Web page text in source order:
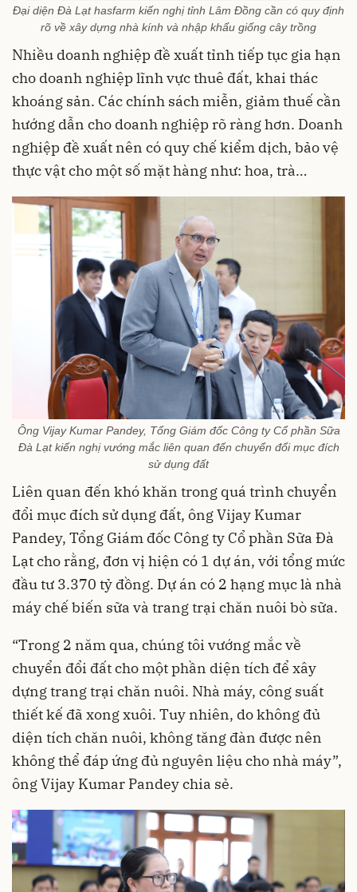
Đại diện Đà Lạt hasfarm kiến nghị tỉnh Lâm Đồng cần có quy định
rõ về xây dựng nhà kính và nhập khẩu giống cây trồng
Nhiều doanh nghiệp đề xuất tỉnh tiếp tục gia hạn
cho doanh nghiệp lĩnh vực thuê đất, khai thác
khoáng sản. Các chính sách miễn, giảm thuế cần
hướng dẫn cho doanh nghiệp rõ ràng hơn. Doanh
nghiệp đề xuất nên có quy chế kiểm dịch, bảo vệ
thực vật cho một số mặt hàng như: hoa, trà…
Ông Vijay Kumar Pandey, Tổng Giám đốc Công ty Cổ phần Sữa
Đà Lạt kiến nghị vướng mắc liên quan đến chuyển đổi mục đích
sử dụng đất
Liên quan đến khó khăn trong quá trình chuyển
đổi mục đích sử dụng đất, ông Vijay Kumar
Pandey, Tổng Giám đốc Công ty Cổ phần Sữa Đà
Lạt cho rằng, đơn vị hiện có 1 dự án, với tổng mức
đầu tư 3.370 tỷ đồng. Dự án có 2 hạng mục là nhà
máy chế biến sữa và trang trại chăn nuôi bò sữa.
“Trong 2 năm qua, chúng tôi vướng mắc về
chuyển đổi đất cho một phần diện tích để xây
dựng trang trại chăn nuôi. Nhà máy, công suất
thiết kế đã xong xuôi. Tuy nhiên, do không đủ
diện tích chăn nuôi, không tăng đàn được nên
không thể đáp ứng đủ nguyên liệu cho nhà máy”,
ông Vijay Kumar Pandey chia sẻ.